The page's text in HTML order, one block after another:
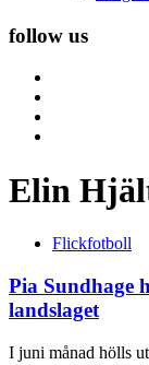
follow us
Elin
Flickfotboll
Pia Sundhage
landslaget
I juni månad hölls